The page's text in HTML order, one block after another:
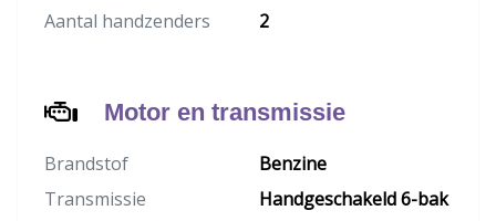
Aantal handzenders
2
Motor en transmissie
Brandstof
Benzine
Transmissie
Handgeschakeld 6-bak